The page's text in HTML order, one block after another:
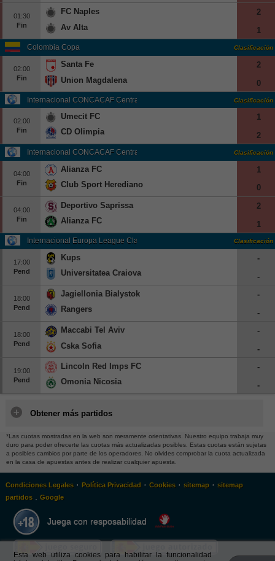
01:30
Fin
FC Naples
Av Alta
2
1
Colombia Copa Clasificación
02:00
Fin
Santa Fe
Union Magdalena
2
0
Internacional CONCACAF Central American Cup Grp. B Clasificación
02:00
Fin
Umecit FC
CD Olimpia
1
2
Internacional CONCACAF Central American Cup Grp. C Clasificación
04:00
Fin
Alianza FC
Club Sport Herediano
1
0
04:00
Fin
Deportivo Saprissa
Alianza FC
2
1
Internacional Europa League Clasificación Clasificación
17:00
Pend
Kups
Universitatea Craiova
-
-
18:00
Pend
Jagiellonia Bialystok
Rangers
-
-
18:00
Pend
Maccabi Tel Aviv
Cska Sofia
-
-
19:00
Pend
Lincoln Red Imps FC
Omonia Nicosia
-
-
Obtener más partidos
*Las cuotas mostradas en la web son meramente orientativas. Nuestro equipo trabaja muy
duro para poder ofrecerte las cuotas más actualizadas posibles. Estas cuotas están sujetas
a posibles cambios por parte de los operadores. No olvides comprobar la cuota actualizada
en la casa de apuestas antes de realizar cualquier apuesta.
Condiciones Legales· Política Privacidad · Cookies· sitemap· sitemap
partidos. Google
Juega con resposabilidad
Esta web utiliza cookies para habilitar la funcionalidad